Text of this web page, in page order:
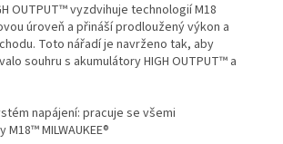
OUTPUT™ vyzdvihuje technologiíM18
úroveň a přináší prodloužený výkon a
Toto nářadí je navrženo tak, aby
souhru s akumulátory HIGH OUTPUT™ a
napájení: pracuje se všemi
M18™MILWAUKEE®